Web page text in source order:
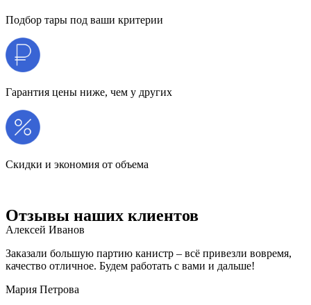
Подбор тары под ваши критерии
Гарантия цены ниже, чем у других
Скидки и экономия от объема
Отзывы наших клиентов
Алексей Иванов
Заказали большую партию канистр – всё привезли вовремя,
качество отличное. Будем работать с вами и дальше!
Мария Петрова